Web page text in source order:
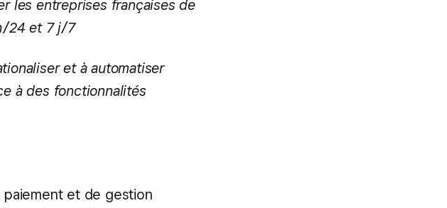
les entreprises françaises de
24 et 7 j/7
et à automatiser
à des fonctionnalités
paiement et de gestion